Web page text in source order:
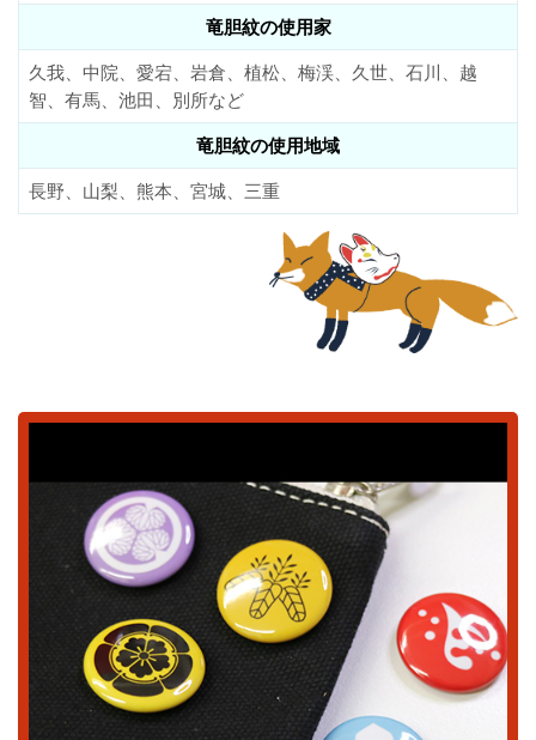
竜胆紋の使用家
久我、中院、愛宕、岩倉、植松、梅渓、久世、石川、越
智、有馬、池田、別所など
竜胆紋の使用地域
長野、山梨、熊本、宮城、三重